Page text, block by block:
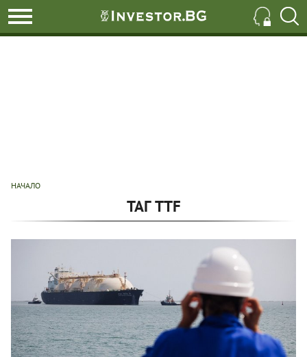
НАЧАЛО
ТАГ TTF